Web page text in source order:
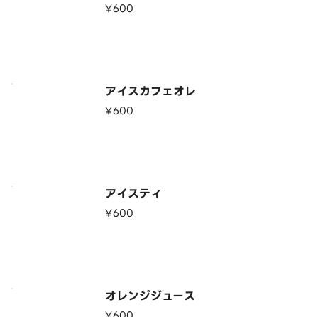
¥600
アイスカフェオレ
¥600
アイスティ
¥600
オレンジジュース